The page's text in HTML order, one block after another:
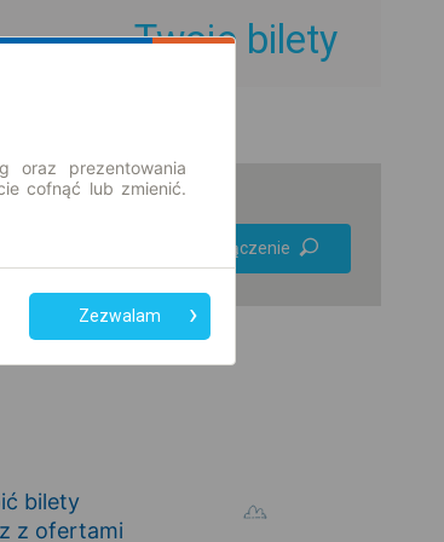
Twoje bilety
online
Znajdź połączenie
bilety
z ofertami
oraz prezentowania
cofnąć lub zmienić.
Zezwalam